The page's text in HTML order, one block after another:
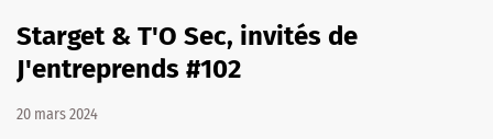
Starget & T'O Sec, invités de
J'entreprends #102
20 mars 2024